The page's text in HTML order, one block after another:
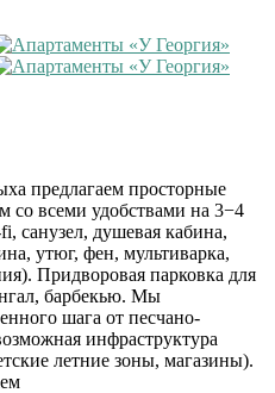
предлагаем просторные
со всеми удобствами на 3−4
санузел, душевая кабина,
утюг, фен, мультиварка,
Придворовая парковка для
барбекью. Мы
шага от песчано-
инфраструктура
летние зоны, магазины).